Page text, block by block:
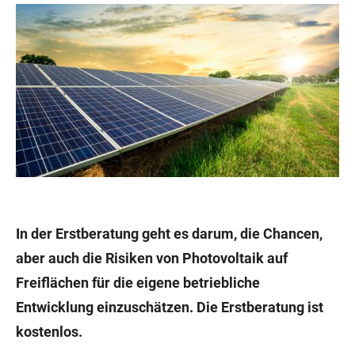
In der Erstberatung geht es darum, die Chancen,
aber auch die Risiken von Photovoltaik auf
Freiflächen für die eigene betriebliche
Entwicklung einzuschätzen. Die Erstberatung ist
kostenlos.